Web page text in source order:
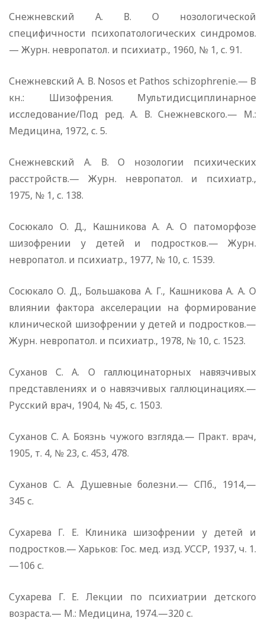
Снежневский А. В. О нозологической
специфичности психопатологических синдромов.
— Журн. невропатол. и психиатр., 1960, № 1, с. 91.
Снежневский А. В. Nosos et Pathos schizophrenie.— В
кн.: Шизофрения. Мультидисциплинарное
исследование/Под ред. А. В. Снежневского.— М.:
Медицина, 1972, с. 5.
Снежневский А. В. О нозологии психических
расстройств.— Журн. невропатол. и психиатр.,
1975, № 1, с. 138.
Сосюкало О. Д., Кашникова А. А. О патоморфозе
шизофрении у детей и подростков.— Журн.
невропатол. и психиатр., 1977, № 10, с. 1539.
Сосюкало О. Д., Большакова А. Г., Кашникова А. А. О
влиянии фактора акселерации на формирование
клинической шизофрении у детей и подростков.—
Журн. невропатол. и психиатр., 1978, № 10, с. 1523.
Суханов С. А. О галлюцинаторных навязчивых
представлениях и о навязчивых галлюцинациях.—
Русский врач, 1904, № 45, с. 1503.
Суханов С. А. Боязнь чужого взгляда.— Практ. врач,
1905, т. 4, № 23, с. 453, 478.
Суханов С. А. Душевные болезни.— СПб., 1914,—
345 с.
Сухарева Г. Е. Клиника шизофрении у детей и
подростков.— Харьков: Гос. мед. изд. УССР, 1937, ч. 1.
—106 с.
Сухарева Г. Е. Лекции по психиатрии детского
возраста.— М.: Медицина, 1974.—320 с.